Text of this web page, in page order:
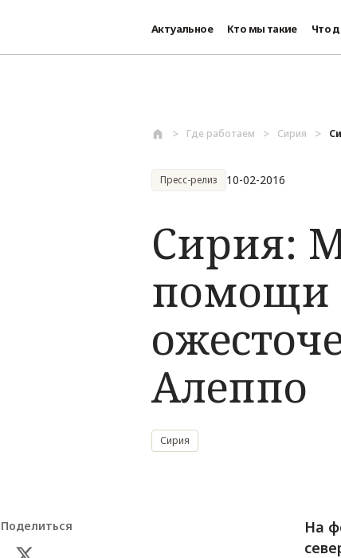
Актуальное Кто мы такие Что
Где работаем Сирия
Пресс-релиз 10-02-2016
Сирия:
помощи
Алеппо
Сирия
Поделиться
На